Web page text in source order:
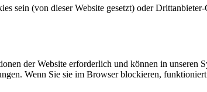
sein (von dieser Website gesetzt) oder
der Website erforderlich und können in unseren
Wenn Sie sie im Browser blockieren,